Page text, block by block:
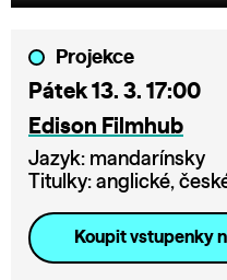
Projekce
Pátek 13. 3. 17:00
Edison Filmhub
Jazyk: mandarínsky
Titulky: anglické,
Koupit vstupenky